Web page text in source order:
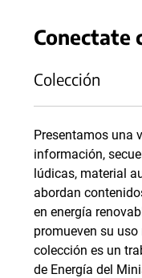
Conectate
Colección
Presentamos una
información,
lúdicas, material
abordan
en energía
promueven su
colección es un
de Energía del